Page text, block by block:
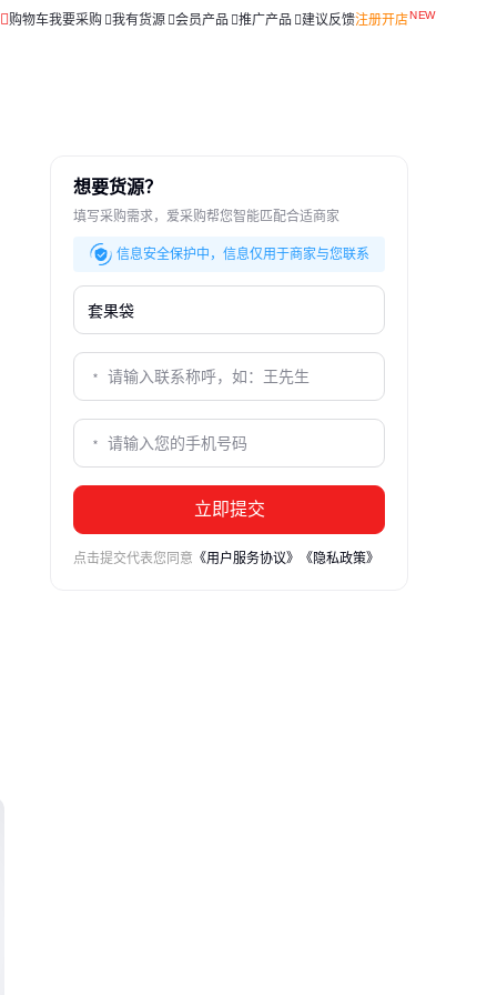
购物车我要采购 我有货源 会员产品 推广产品 建议反馈注册开店
想要货源？
填写采购需求，爱采购帮您智能匹配合适商家
信息安全保护中，信息仅用于商家与您联系
立即提交
点击提交代表您同意 《用户服务协议》 《隐私政策》